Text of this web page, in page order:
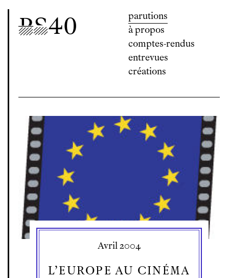
PS40
parutions
à propos
comptes-rendus
entrevues
créations
Post-Scriptum
Avril 2004
L’EUROPE AU CINÉMA